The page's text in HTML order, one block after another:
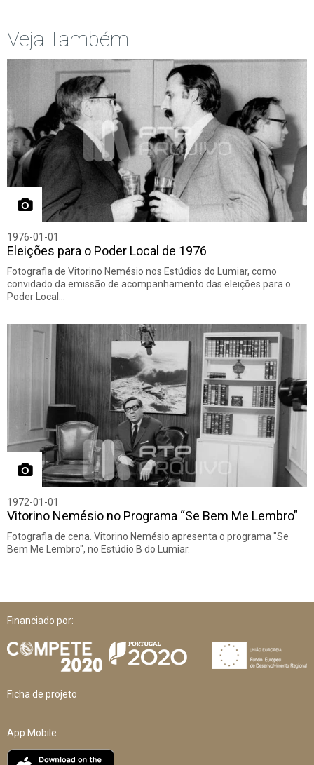
Veja Também
1976-01-01
Eleições para o Poder Local de 1976
Fotografia de Vitorino Nemésio nos Estúdios do Lumiar, como
convidado da emissão de acompanhamento das eleições para o
Poder Local…
1972-01-01
Vitorino Nemésio no Programa “Se Bem Me Lembro”
Fotografia de cena. Vitorino Nemésio apresenta o programa "Se
Bem Me Lembro", no Estúdio B do Lumiar.
Financiado por:
Ficha de projeto
App Mobile